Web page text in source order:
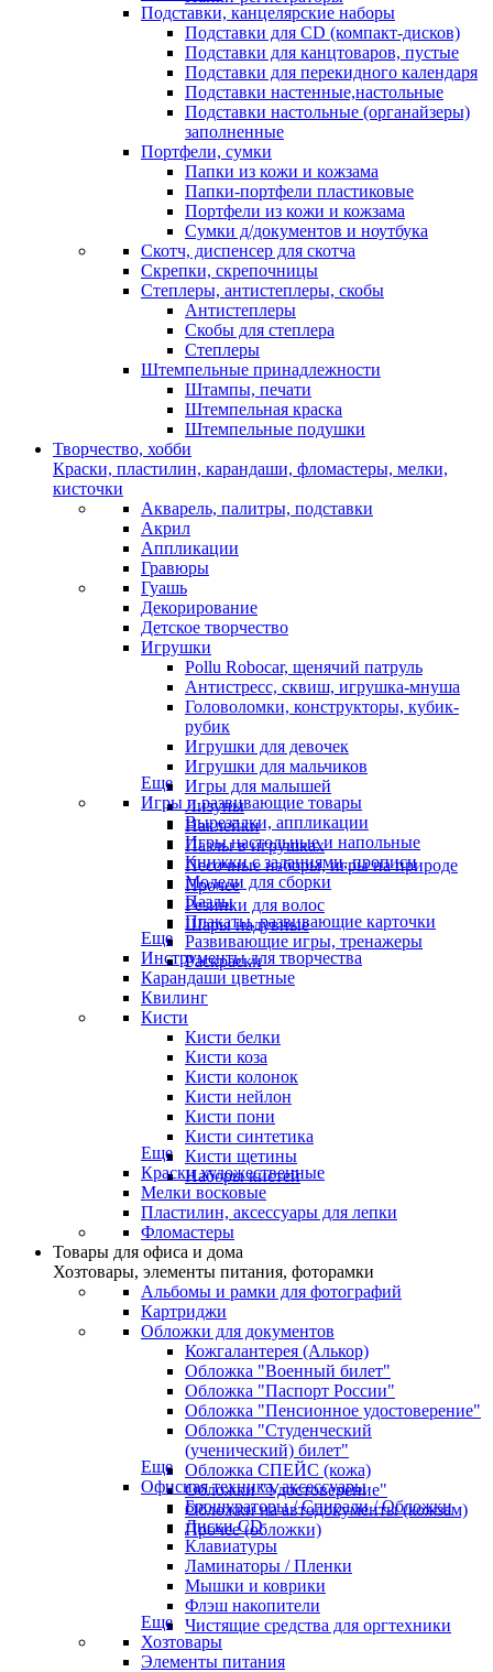
Подставки, канцелярские наборы
Подставки для CD (компакт-дисков)
Подставки для канцтоваров, пустые
Подставки для перекидного календаря
Подставки настенные,настольные
Подставки настольные (органайзеры)
заполненные
Портфели, сумки
Папки из кожи и кожзама
Папки-портфели пластиковые
Портфели из кожи и кожзама
Сумки д/документов и ноутбука
Скотч, диспенсер для скотча
Скрепки, скрепочницы
Степлеры, антистеплеры, скобы
Антистеплеры
Скобы для степлера
Степлеры
Штемпельные принадлежности
Штампы, печати
Штемпельная краска
Штемпельные подушки
Творчество, хобби
Краски, пластилин, карандаши, фломастеры, мелки,
кисточки
Акварель, палитры, подставки
Акрил
Аппликации
Гравюры
Гуашь
Декорирование
Детское творчество
Игрушки
Pollu Robocar, щенячий патруль
Антистресс, сквиш, игрушка-мнуша
Головоломки, конструкторы, кубик-
рубик
Игрушки для девочек
Игрушки для мальчиков
Игры для малышей
Лизуны
Наклейки
Пазлы в игрушках
Песочные наборы, игры на природе
Прочее
Резинки для волос
Шары надувные
Еще
Игры и развивающие товары
Вырезалки, аппликации
Игры настольные и напольные
Книжки с заданиями, прописи
Модели для сборки
Пазлы
Плакаты, развивающие карточки
Развивающие игры, тренажеры
Раскраски
Еще
Инструменты для творчества
Карандаши цветные
Квилинг
Кисти
Кисти белки
Кисти коза
Кисти колонок
Кисти нейлон
Кисти пони
Кисти синтетика
Кисти щетины
Наборы кистей
Еще
Краски художественные
Мелки восковые
Пластилин, аксессуары для лепки
Фломастеры
Товары для офиса и дома
Хозтовары, элементы питания, фоторамки
Альбомы и рамки для фотографий
Картриджи
Обложки для документов
Кожгалантерея (Алькор)
Обложка "Военный билет"
Обложка "Паспорт России"
Обложка "Пенсионное удостоверение"
Обложка "Студенческий
(ученический) билет"
Обложка СПЕЙС (кожа)
Обложки "Удостоверение"
Обложки на автодокументы (кожзам)
Прочее (обложки)
Еще
Офисная техника, аксессуары
Брошураторы / Спирали / Обложки
Диски CD
Клавиатуры
Ламинаторы / Пленки
Мышки и коврики
Флэш накопители
Чистящие средства для оргтехники
Еще
Хозтовары
Элементы питания